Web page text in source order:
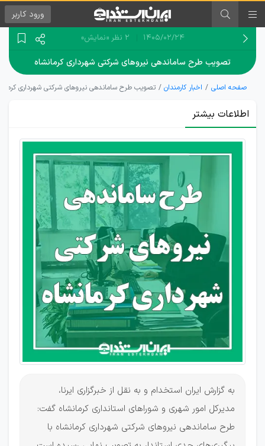
ورود کاربر
۱۴۰۵/۰۲/۲۴ 2 نظر «نمایش»
تصویب طرح ساماندهی نیروهای شرکتی شهرداری کرمانشاه
صفحه اصلی اخبار کارمندان تصویب طرح ساماندهی نیروهای شرکتی شهرداری
اطلاعات بیشتر
ابلاغ
ساماندهی
شرکتی
شهرداری
به گزارش ایران استخدام و به نقل از خبرگزاری ایرنا،
مدیرکل امور شهری و شوراهای استانداری کرمانشاه گفت:
طرح ساماندهی نیروهای شرکتی شهرداری کرمانشاه با